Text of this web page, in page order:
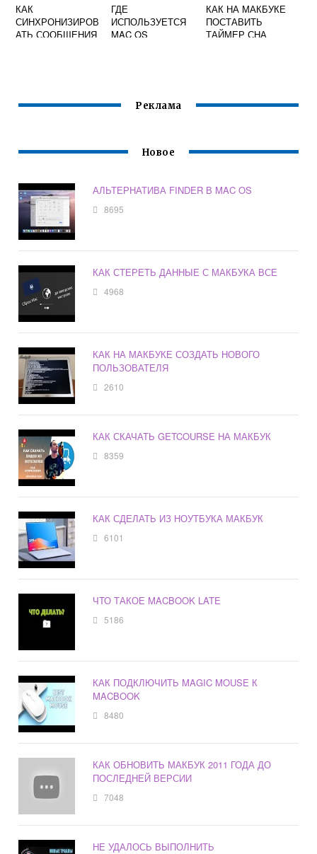
КАК
СИНХРОНИЗИРОВ
АТЬ СООБЩЕНИЯ
ГДЕ
ИСПОЛЬЗУЕТСЯ
MAC OS
КАК НА МАКБУКЕ
ПОСТАВИТЬ
ТАЙМЕР СНА
Реклама
Новое
АЛЬТЕРНАТИВА FINDER В MAC OS
8695
КАК СТЕРЕТЬ ДАННЫЕ С МАКБУКА ВСЕ
4968
КАК НА МАКБУКЕ СОЗДАТЬ НОВОГО
ПОЛЬЗОВАТЕЛЯ
2610
КАК СКАЧАТЬ GETCOURSE НА МАКБУК
8359
КАК СДЕЛАТЬ ИЗ НОУТБУКА МАКБУК
6101
ЧТО ТАКОЕ MACBOOK LATE
5186
КАК ПОДКЛЮЧИТЬ MAGIC MOUSE К
MACBOOK
8480
КАК ОБНОВИТЬ МАКБУК 2011 ГОДА ДО
ПОСЛЕДНЕЙ ВЕРСИИ
7048
НЕ УДАЛОСЬ ВЫПОЛНИТЬ